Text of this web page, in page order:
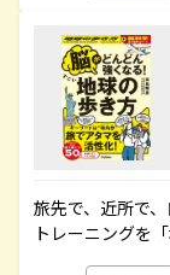
旅先で、近所で
トレーニングを